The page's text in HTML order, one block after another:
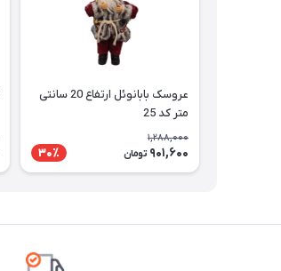
عروسک بابانوئل ارتفاع 20 سانتی
متر کد 25
1,288,000
901,600 تومان 30٪